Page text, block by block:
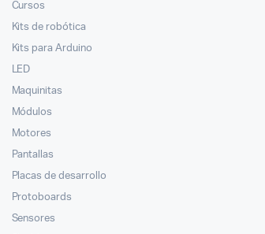
Cursos
Kits de robótica
Kits para Arduino
LED
Maquinitas
Módulos
Motores
Pantallas
Placas de desarrollo
Protoboards
Sensores